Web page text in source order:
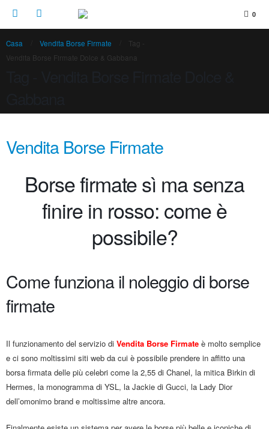
0
Casa Vendita Borse Firmate
Tag -
Vendita Borse Firmate Dolce & Gabbana
Vendita Borse Firmate
Borse firmate sì ma senza
finire in rosso: come è
possibile?
Come funziona il noleggio di borse
firmate
Il funzionamento del servizio di Vendita Borse Firmate è molto semplice
e ci sono moltissimi siti web da cui è possibile prendere in affitto una
borsa firmata delle più celebri come la 2,55 di Chanel, la mitica Birkin di
Hermes, la monogramma di YSL, la Jackie di Gucci, la Lady Dior
dell’omonimo brand e moltissime altre ancora.